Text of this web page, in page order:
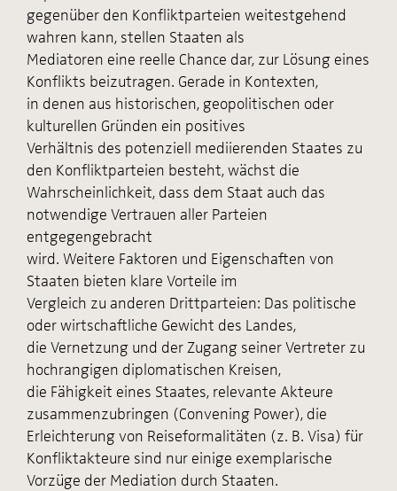
gegenüber den Konfliktparteien weitestgehend
wahren kann, stellen Staaten als
Mediatoren eine reelle Chance dar, zur Lösung eines
Konflikts beizutragen. Gerade in Kontexten,
in denen aus historischen, geopolitischen oder
kulturellen Gründen ein positives
Verhältnis des potenziell mediierenden Staates zu
den Konfliktparteien besteht, wächst die
Wahrscheinlichkeit, dass dem Staat auch das
notwendige Vertrauen aller Parteien
entgegengebracht
wird. Weitere Faktoren und Eigenschaften von
Staaten bieten klare Vorteile im
Vergleich zu anderen Drittparteien: Das politische
oder wirtschaftliche Gewicht des Landes,
die Vernetzung und der Zugang seiner Vertreter zu
hochrangigen diplomatischen Kreisen,
die Fähigkeit eines Staates, relevante Akteure
zusammenzubringen (Convening Power), die
Erleichterung von Reiseformalitäten (z. B. Visa) für
Konfliktakteure sind nur einige exemplarische
Vorzüge der Mediation durch Staaten.